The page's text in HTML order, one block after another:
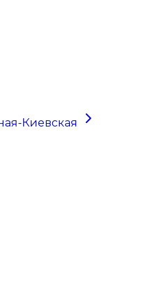
Киевская